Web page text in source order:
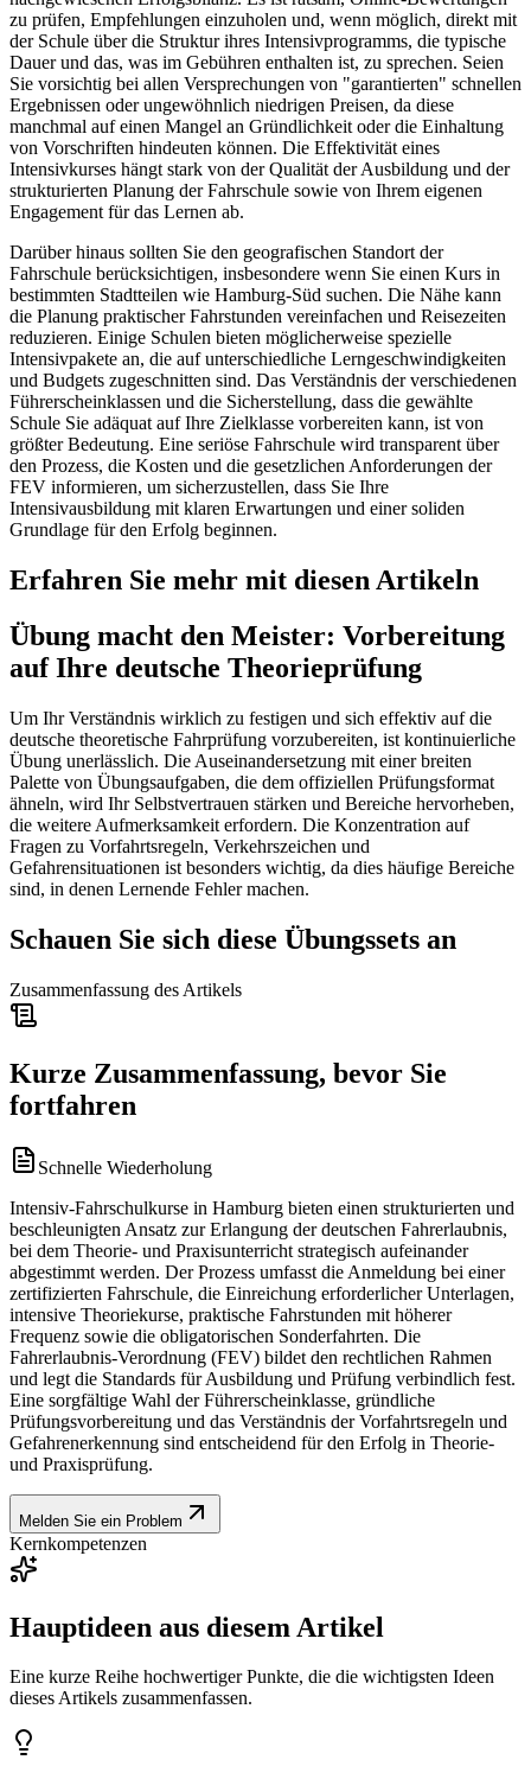
zu prüfen, Empfehlungen einzuholen und, wenn möglich, direkt mit
der Schule über die Struktur ihres Intensivprogramms, die typische
Dauer und das, was im Gebühren enthalten ist, zu sprechen. Seien
Sie vorsichtig bei allen Versprechungen von "garantierten" schnellen
Ergebnissen oder ungewöhnlich niedrigen Preisen, da diese
manchmal auf einen Mangel an Gründlichkeit oder die Einhaltung
von Vorschriften hindeuten können. Die Effektivität eines
Intensivkurses hängt stark von der Qualität der Ausbildung und der
strukturierten Planung der Fahrschule sowie von Ihrem eigenen
Engagement für das Lernen ab.
Darüber hinaus sollten Sie den geografischen Standort der
Fahrschule berücksichtigen, insbesondere wenn Sie einen Kurs in
bestimmten Stadtteilen wie Hamburg-Süd suchen. Die Nähe kann
die Planung praktischer Fahrstunden vereinfachen und Reisezeiten
reduzieren. Einige Schulen bieten möglicherweise spezielle
Intensivpakete an, die auf unterschiedliche Lerngeschwindigkeiten
und Budgets zugeschnitten sind. Das Verständnis der verschiedenen
Führerscheinklassen und die Sicherstellung, dass die gewählte
Schule Sie adäquat auf Ihre Zielklasse vorbereiten kann, ist von
größter Bedeutung. Eine seriöse Fahrschule wird transparent über
den Prozess, die Kosten und die gesetzlichen Anforderungen der
FEV informieren, um sicherzustellen, dass Sie Ihre
Intensivausbildung mit klaren Erwartungen und einer soliden
Grundlage für den Erfolg beginnen.
Erfahren Sie mehr mit diesen Artikeln
Übung macht den Meister: Vorbereitung
auf Ihre deutsche Theorieprüfung
Um Ihr Verständnis wirklich zu festigen und sich effektiv auf die
deutsche theoretische Fahrprüfung vorzubereiten, ist kontinuierliche
Übung unerlässlich. Die Auseinandersetzung mit einer breiten
Palette von Übungsaufgaben, die dem offiziellen Prüfungsformat
ähneln, wird Ihr Selbstvertrauen stärken und Bereiche hervorheben,
die weitere Aufmerksamkeit erfordern. Die Konzentration auf
Fragen zu Vorfahrtsregeln, Verkehrszeichen und
Gefahrensituationen ist besonders wichtig, da dies häufige Bereiche
sind, in denen Lernende Fehler machen.
Schauen Sie sich diese Übungssets an
Zusammenfassung des Artikels
Kurze Zusammenfassung, bevor Sie
fortfahren
Schnelle Wiederholung
Intensiv-Fahrschulkurse in Hamburg bieten einen strukturierten und
beschleunigten Ansatz zur Erlangung der deutschen Fahrerlaubnis,
bei dem Theorie- und Praxisunterricht strategisch aufeinander
abgestimmt werden. Der Prozess umfasst die Anmeldung bei einer
zertifizierten Fahrschule, die Einreichung erforderlicher Unterlagen,
intensive Theoriekurse, praktische Fahrstunden mit höherer
Frequenz sowie die obligatorischen Sonderfahrten. Die
Fahrerlaubnis-Verordnung (FEV) bildet den rechtlichen Rahmen
und legt die Standards für Ausbildung und Prüfung verbindlich fest.
Eine sorgfältige Wahl der Führerscheinklasse, gründliche
Prüfungsvorbereitung und das Verständnis der Vorfahrtsregeln und
Gefahrenerkennung sind entscheidend für den Erfolg in Theorie-
und Praxisprüfung.
Melden Sie ein Problem
Kernkompetenzen
Hauptideen aus diesem Artikel
Eine kurze Reihe hochwertiger Punkte, die die wichtigsten Ideen
dieses Artikels zusammenfassen.